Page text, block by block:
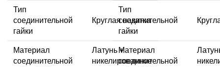
Тип
соединительной
гайки
Круглая накатка
Материал
соединительной
Латунь +
никелированное
Тип
соединительной
гайки
Материал
соединительной